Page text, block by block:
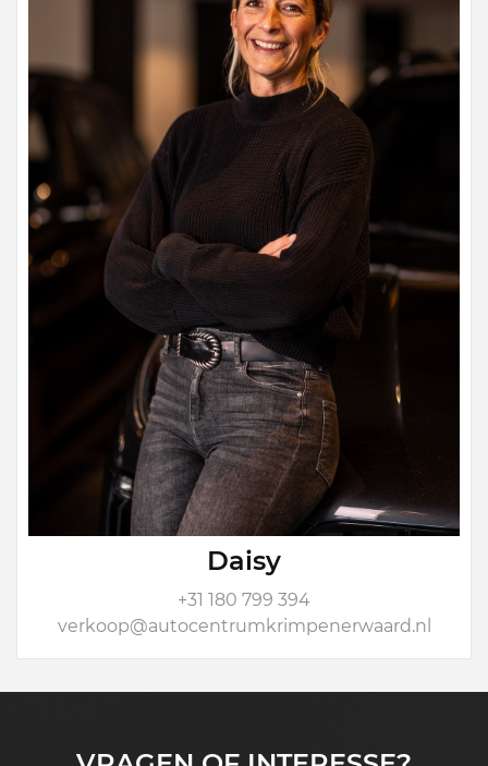
Daisy
+31 180 799 394
verkoop@autocentrumkrimpenerwaard.nl